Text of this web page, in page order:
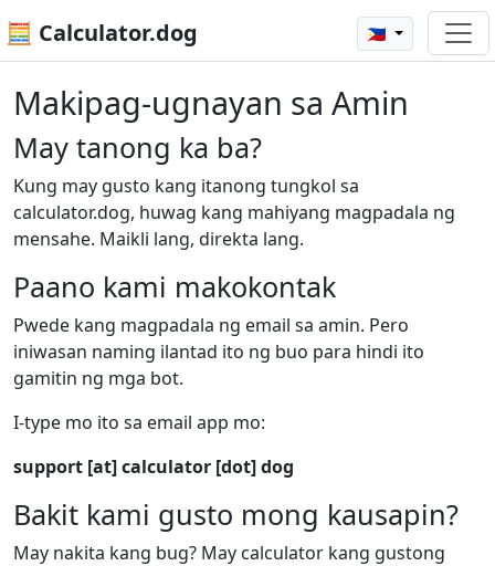
🧮 Calculator.dog 🇵🇭
Makipag-ugnayan sa Amin
May tanong ka ba?
Kung may gusto kang itanong tungkol sa
calculator.dog, huwag kang mahiyang magpadala ng
mensahe. Maikli lang, direkta lang.
Paano kami makokontak
Pwede kang magpadala ng email sa amin. Pero
iniwasan naming ilantad ito ng buo para hindi ito
gamitin ng mga bot.
I-type mo ito sa email app mo:
support [at] calculator [dot] dog
Bakit kami gusto mong kausapin?
May nakita kang bug? May calculator kang gustong